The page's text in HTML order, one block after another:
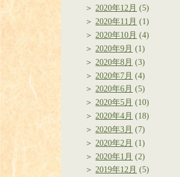
2020年12月 (5)
2020年11月 (1)
2020年10月 (4)
2020年9月 (1)
2020年8月 (3)
2020年7月 (4)
2020年6月 (5)
2020年5月 (10)
2020年4月 (18)
2020年3月 (7)
2020年2月 (1)
2020年1月 (2)
2019年12月 (5)